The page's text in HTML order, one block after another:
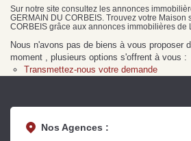
Sarthe pour booster sa
vente
Lire la suite Lire
Sur notre site consultez les annonces
GERMAIN DU CORBEIS. Trouvez votre Maison
CORBEIS grâce aux annonces immobilières de
Nous n'avons pas de biens à vous proposer
moment , plusieurs options s'offrent à vous :
Transmettez-nous votre demande
Nos Agences :